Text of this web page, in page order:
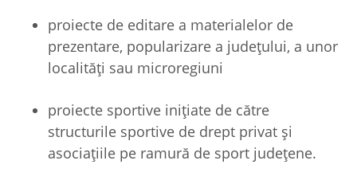
proiecte de editare a materialelor de
prezentare, popularizare a judeţului, a unor
localităţi sau microregiuni
proiecte sportive inițiate de către
structurile sportive de drept privat și
asociațiile pe ramură de sport județene.